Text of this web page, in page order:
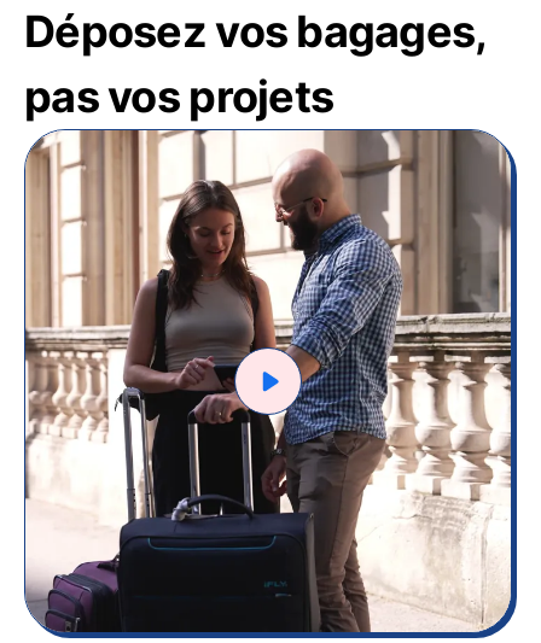
Déposez vos bagages,
pas vos projets